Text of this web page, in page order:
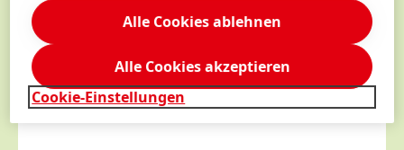
UNSER AWARDFÜR
FRAUEN IN DER WISSENSCHAFT
Cookie-Einstellungen
Alle Cookies ablehnen
Alle Cookies akzeptieren